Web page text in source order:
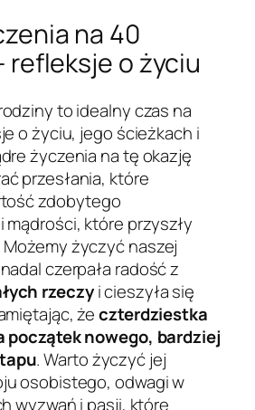
na 40
refleksje o życiu
to idealny czas na
o życiu, jego ścieżkach i
życzenia na tę okazję
przesłania, które
zdobytego
mądrości, które przyszły
życzyć naszej
czerpała radość z
rzeczyi cieszyła się
żeczterdziestka
początek nowego, bardziej
. Warto życzyć jej
osobistego, odwagi w
wyzwań i pasji, które